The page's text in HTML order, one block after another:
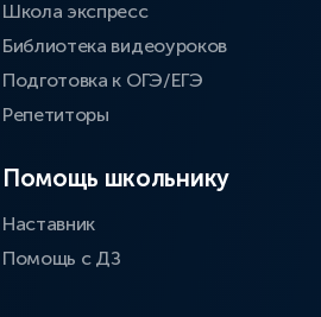
Школа экспресс
Библиотека видеоуроков
Подготовка к ОГЭ/ЕГЭ
Репетиторы
Помощь школьнику
Наставник
Помощь с ДЗ